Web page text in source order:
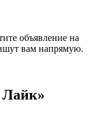
объявление на
вам напрямую.
Лайк»